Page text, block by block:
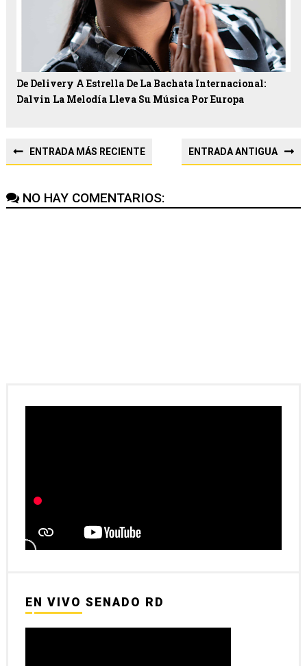
De Delivery A Estrella De La Bachata Internacional:
Dalvin La Melodía Lleva Su Música Por Europa
ENTRADA MÁS RECIENTE ENTRADA ANTIGUA
NO HAY COMENTARIOS:
EN VIVO SENADO RD